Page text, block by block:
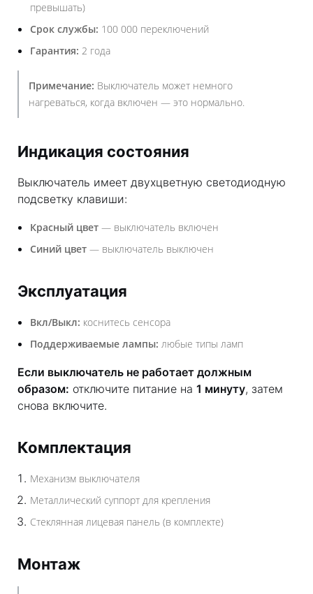
превышать)
Срок службы: 100 000 переключений
Гарантия: 2 года
Примечание: Выключатель может немного
нагреваться, когда включен — это нормально.
Индикация состояния
Выключатель имеет двухцветную светодиодную
подсветку клавиши:
Красный цвет — выключатель включен
Синий цвет — выключатель выключен
Эксплуатация
Вкл/Выкл: коснитесь сенсора
Поддерживаемые лампы: любые типы ламп
Если выключатель не работает должным
образом: отключите питание на 1 минуту, затем
снова включите.
Комплектация
Механизм выключателя
Металлический суппорт для крепления
Стеклянная лицевая панель (в комплекте)
Монтаж